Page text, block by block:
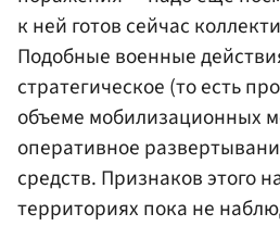
к ней готов сейчас
Подобные военные
стратегическое (то есть
объеме мобилизационных
оперативное
средств. Признаков этого
территориях пока не